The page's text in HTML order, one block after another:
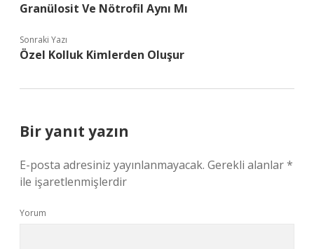
Granülosit Ve Nötrofil Aynı Mı
Sonraki Yazı
Özel Kolluk Kimlerden Oluşur
Bir yanıt yazın
E-posta adresiniz yayınlanmayacak. Gerekli alanlar*
ile işaretlenmişlerdir
Yorum